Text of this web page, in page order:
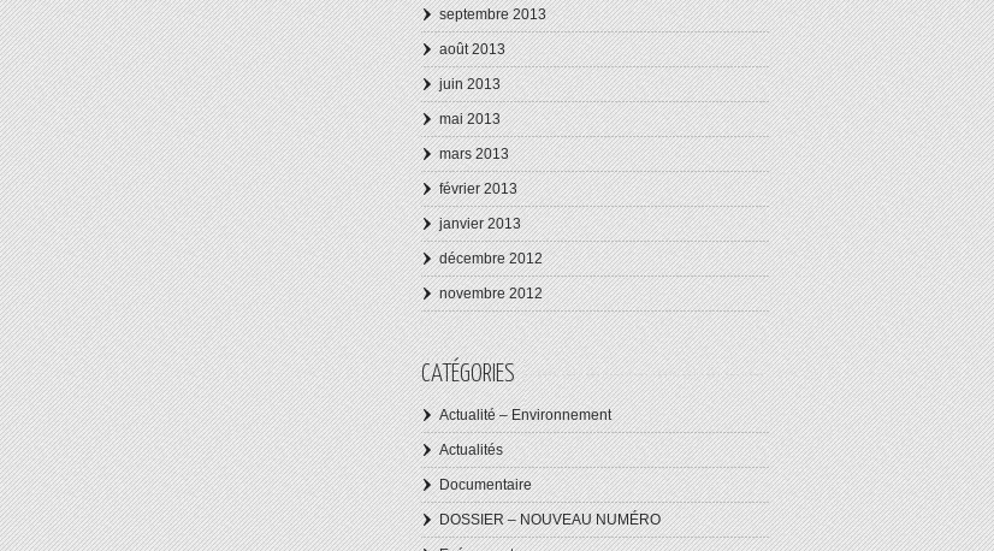
septembre 2013
août 2013
juin 2013
mai 2013
mars 2013
février 2013
janvier 2013
décembre 2012
novembre 2012
CATÉGORIES
Actualité – Environnement
Actualités
Documentaire
DOSSIER – NOUVEAU NUMÉRO